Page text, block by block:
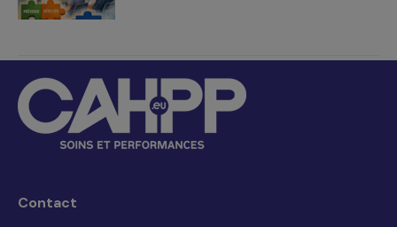
Contact